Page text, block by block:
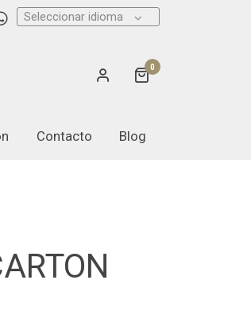
Seleccionar idioma
0
Contacto Blog